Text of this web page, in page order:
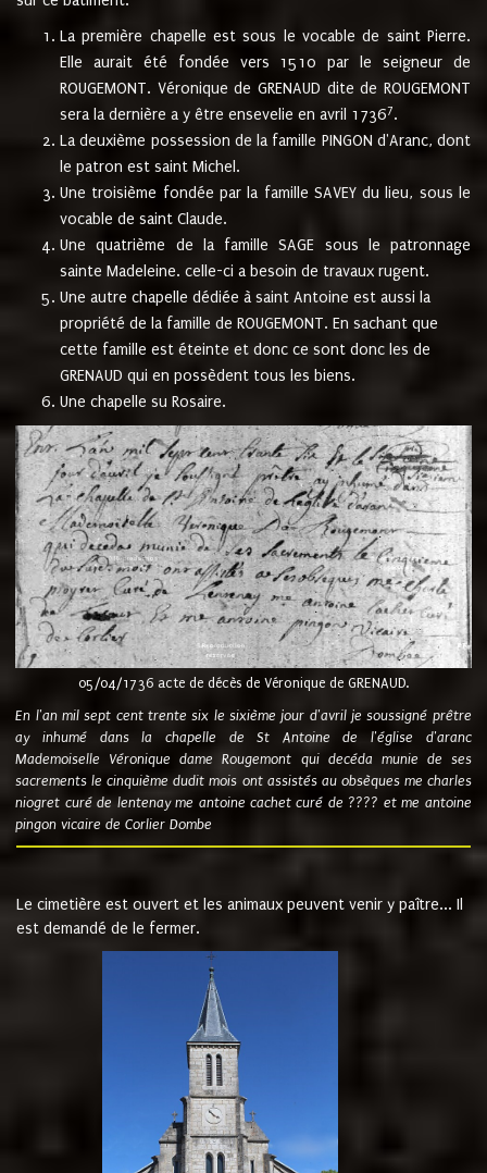
La première chapelle est sous le vocable de saint Pierre.
Elle aurait été fondée vers 1510 par le seigneur de
ROUGEMONT. Véronique de GRENAUD dite de ROUGEMONT
sera la dernière a y être ensevelie en avril 17367.
La deuxième possession de la famille PINGON d'Aranc, dont
le patron est saint Michel.
Une troisième fondée par la famille SAVEY du lieu, sous le
vocable de saint Claude.
Une quatrième de la famille SAGE sous le patronnage
sainte Madeleine. celle-ci a besoin de travaux rugent.
Une autre chapelle dédiée à saint Antoine est aussi la
propriété de la famille de ROUGEMONT. En sachant que
cette famille est éteinte et donc ce sont donc les de
GRENAUD qui en possèdent tous les biens.
Une chapelle su Rosaire.
05/04/1736 acte de décès de Véronique de GRENAUD.
En l'an mil sept cent trente six le sixième jour d'avril je soussigné prêtre
ay inhumé dans la chapelle de St Antoine de l'église d'aranc
Mademoiselle Véronique dame Rougemont qui decéda munie de ses
sacrements le cinquième dudit mois ont assistés au obsèques me charles
niogret curé de lentenay me antoine cachet curé de ???? et me antoine
pingon vicaire de Corlier Dombe
Le cimetière est ouvert et les animaux peuvent venir y paître... Il
est demandé de le fermer.